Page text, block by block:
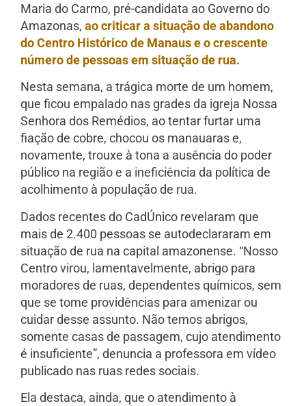
Maria do Carmo, pré-candidata ao Governo do
Amazonas, ao criticar a situação de abandono
do Centro Histórico de Manaus e o crescente
número de pessoas em situação de rua.
Nesta semana, a trágica morte de um homem,
que ficou empalado nas grades da igreja Nossa
Senhora dos Remédios, ao tentar furtar uma
fiação de cobre, chocou os manauaras e,
novamente, trouxe à tona a ausência do poder
público na região e a ineficiência da política de
acolhimento à população de rua.
Dados recentes do CadÚnico revelaram que
mais de 2.400 pessoas se autodeclararam em
situação de rua na capital amazonense. “Nosso
Centro virou, lamentavelmente, abrigo para
moradores de ruas, dependentes químicos, sem
que se tome providências para amenizar ou
cuidar desse assunto. Não temos abrigos,
somente casas de passagem, cujo atendimento
é insuficiente”, denuncia a professora em vídeo
publicado nas ruas redes sociais.
Ela destaca, ainda, que o atendimento à